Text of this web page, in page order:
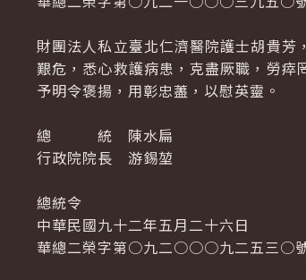
財團法人私立臺北仁濟醫院護士胡貴
艱危，悉心救護病患，克盡厥職，勞
予明令褒揚，用彰忠藎，以慰英靈。
總 統 陳水扁
行政院院長 游錫堃
總統令
中華民國九十二年五月二十六日
華總二榮字第○九二○○○九二五三○